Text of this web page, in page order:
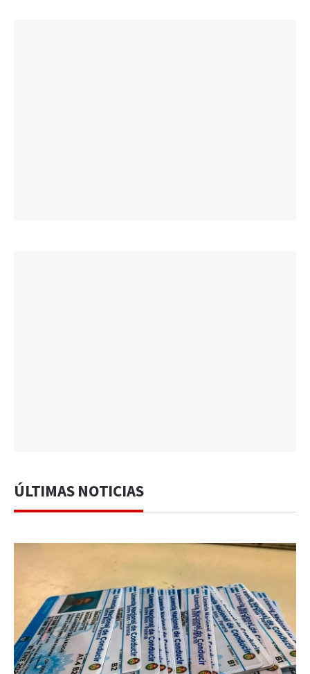
ÚLTIMAS NOTICIAS